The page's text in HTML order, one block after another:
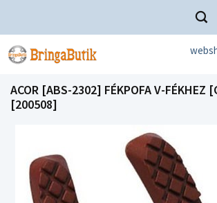
ACOR [ABS-2302] FÉKPOFA V-FÉKHEZ
[200508]